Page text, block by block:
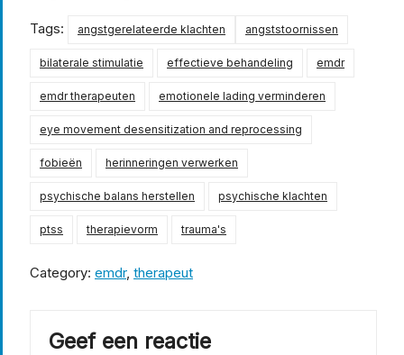
Tags: angstgerelateerde klachten angststoornissen
bilaterale stimulatie effectieve behandeling emdr
emdr therapeuten emotionele lading verminderen
eye movement desensitization and reprocessing
fobieën herinneringen verwerken
psychische balans herstellen psychische klachten
ptss therapievorm trauma's
Category: emdr, therapeut
Geef een reactie